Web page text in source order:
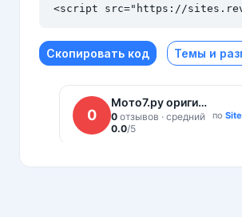
<script src="https://
Скопировать код Темы и